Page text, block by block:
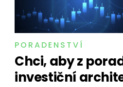
PORADENSTVÍ
Chci, aby z
investiční